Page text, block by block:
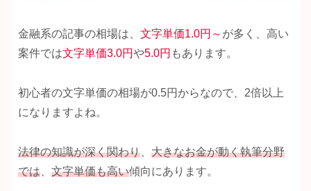
金融系の記事の相場は、 文字単価1.0円～ が多く、高い
案件では文字単価3.0円や5.0円 もあります。
初心者の文字単価の相場が0.5円からなので、2倍以上
になりますよね。
法律の知識が深く関わり
大きなお金が動く執筆分野
では
文字単価も高い傾向にあります。